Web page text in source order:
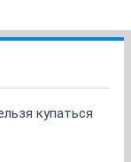
купаться